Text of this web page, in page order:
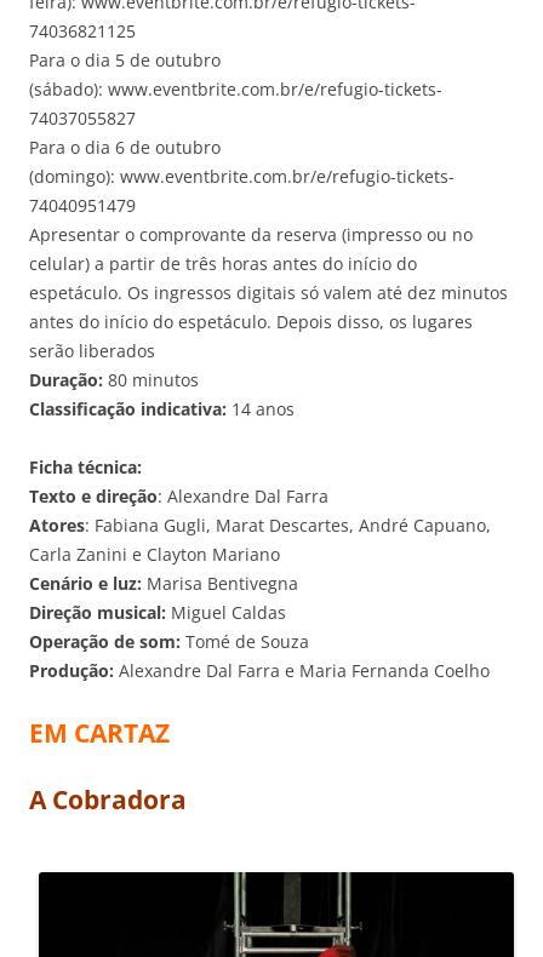
74036821125
Para o dia 5 de outubro
(sábado): www.eventbrite.com.br/e/refugio-tickets-
74037055827
Para o dia 6 de outubro
(domingo): www.eventbrite.com.br/e/refugio-tickets-
74040951479
Apresentar o comprovante da reserva (impresso ou no
celular) a partir de três horas antes do início do
espetáculo. Os ingressos digitais só valem até dez minutos
antes do início do espetáculo. Depois disso, os lugares
serão liberados
Duração: 80 minutos
Classificação indicativa: 14 anos
Ficha técnica:
Texto e direção: Alexandre Dal Farra
Atores: Fabiana Gugli, Marat Descartes, André Capuano,
Carla Zanini e Clayton Mariano
Cenário e luz: Marisa Bentivegna
Direção musical: Miguel Caldas
Operação de som: Tomé de Souza
Produção: Alexandre Dal Farra e Maria Fernanda Coelho
EM CARTAZ
A Cobradora